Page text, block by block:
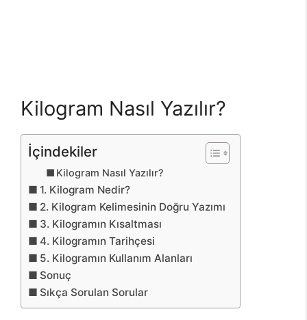
Kilogram Nasıl Yazılır?
İçindekiler
Kilogram Nasıl Yazılır?
1. Kilogram Nedir?
2. Kilogram Kelimesinin Doğru Yazımı
3. Kilogramın Kısaltması
4. Kilogramın Tarihçesi
5. Kilogramın Kullanım Alanları
Sonuç
Sıkça Sorulan Sorular